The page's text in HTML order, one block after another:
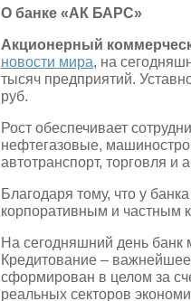
О банке «АК БАРС»
Акционерный
новости мира, на
тысяч предприятий.
руб.
Рост обеспечивает
нефтегазовые,
автотранспорт, торговля и
Благодаря тому, что у
корпоративным и частным
На сегодняшний день банк
Кредитование –
сформирован в целом за
реальных секторов